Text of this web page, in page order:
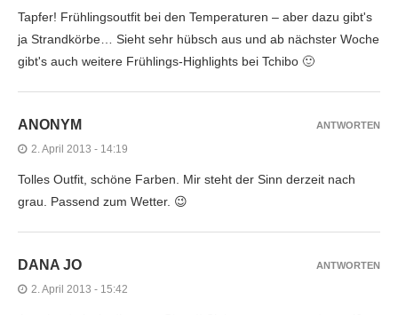
Tapfer! Frühlingsoutfit bei den Temperaturen – aber dazu gibt's
ja Strandkörbe… Sieht sehr hübsch aus und ab nächster Woche
gibt's auch weitere Frühlings-Highlights bei Tchibo 🙂
ANONYM
2. April 2013 - 14:19
Tolles Outfit, schöne Farben. Mir steht der Sinn derzeit nach
grau. Passend zum Wetter. 😉
ANTWORTEN
DANA JO
2. April 2013 - 15:42
ANTWORTEN